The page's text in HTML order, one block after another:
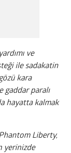
ve
ile sadakatin
kara
gaddar paralı
hayatta kalmak
Liberty,
yerinizde